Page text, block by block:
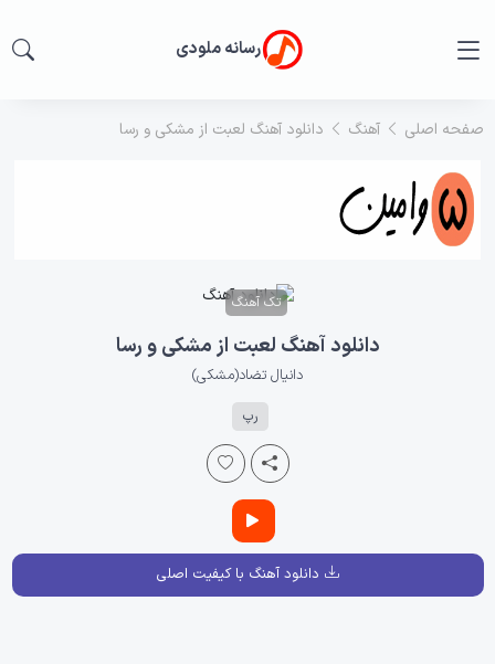
رسانه ملودی
صفحه اصلی آهنگ دانلود آهنگ لعبت از مشکی و رسا
تک آهنگ
دانلود آهنگ لعبت از مشکی و رسا
دانیال تضاد(مشکی)
رپ
دانلود آهنگ با کیفیت اصلی